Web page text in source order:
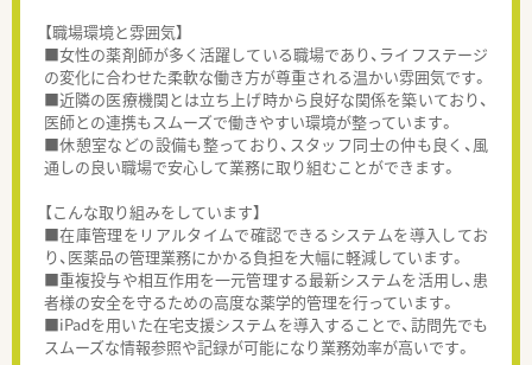
【職場環境と雰囲気】
■女性の薬剤師が多く活躍している職場であり、ライフステージ
の変化に合わせた柔軟な働き方が尊重される温かい雰囲気です。
■近隣の医療機関とは立ち上げ時から良好な関係を築いており、
医師との連携もスムーズで働きやすい環境が整っています。
■休憩室などの設備も整っており、スタッフ同士の仲も良く、風
通しの良い職場で安心して業務に取り組むことができます。
【こんな取り組みをしています】
■在庫管理をリアルタイムで確認できるシステムを導入してお
り、医薬品の管理業務にかかる負担を大幅に軽減しています。
■重複投与や相互作用を一元管理する最新システムを活用し、患
者様の安全を守るための高度な薬学的管理を行っています。
■iPadを用いた在宅支援システムを導入することで、訪問先でも
スムーズな情報参照や記録が可能になり業務効率が高いです。